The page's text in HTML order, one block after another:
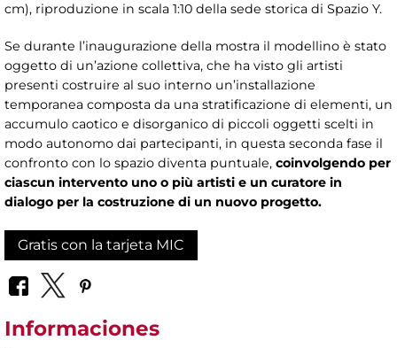
cm), riproduzione in scala 1:10 della sede storica di Spazio Y.
Se durante l’inaugurazione della mostra il modellino è stato
oggetto di un’azione collettiva, che ha visto gli artisti
presenti costruire al suo interno un’installazione
temporanea composta da una stratificazione di elementi, un
accumulo caotico e disorganico di piccoli oggetti scelti in
modo autonomo dai partecipanti, in questa seconda fase il
confronto con lo spazio diventa puntuale, coinvolgendo per
ciascun intervento uno o più artisti e un curatore in
dialogo per la costruzione di un nuovo progetto.
Gratis con la tarjeta MIC
Informaciones